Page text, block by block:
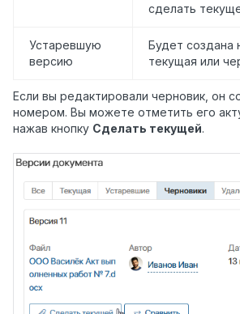
сделать
Устаревшую
версию
Будет создана
текущая или
Если вы редактировали черновик, он
номером. Вы можете отметить его
нажав кнопку Сделать текущей.